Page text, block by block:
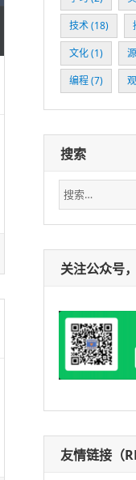
技术(18)
文化(1)
编程(7)
搜索
搜
索：
关注公众号
友情链接（